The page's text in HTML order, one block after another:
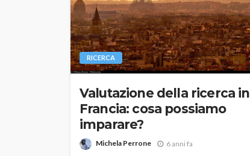
RICERCA
Valutazione della ricerca in
Francia: cosa possiamo
imparare?
Michela Perrone 6 anni fa